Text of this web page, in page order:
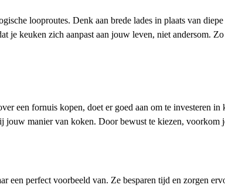
looproutes. Denk aan brede lades in plaats van
je keuken zich aanpast aan jouw leven, niet andersom.
een fornuis kopen, doet er goed aan om te investeren
manier van koken. Door bewust te kiezen, voorkom
een perfect voorbeeld van. Ze besparen tijd en zorgen